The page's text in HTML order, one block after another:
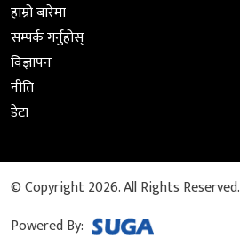
हाम्रो बारेमा
सम्पर्क गर्नुहोस्
विज्ञापन
नीति
डेटा
© Copyright 2026. All Rights Reserved.
Powered By: